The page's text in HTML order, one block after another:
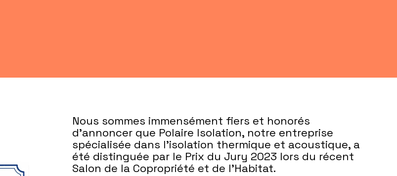
Nous sommes immensément fiers et honorés
d’annoncer que Polaire Isolation, notre entreprise
spécialisée dans l’isolation thermique et acoustique, a
été distinguée par le Prix du Jury 2023 lors du récent
Salon de la Copropriété et de l’Habitat.